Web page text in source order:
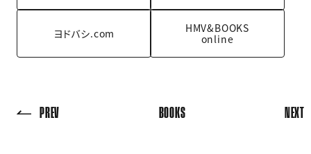
ヨドバシ.com
HMV&BOOKS
online
PREV BOOKS NEXT